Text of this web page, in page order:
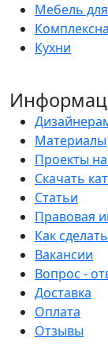
Мебель
Кухни
Материалы
Проекты
Скачать
Статьи
Правовая
Как
Вакансии
Вопрос -
Доставка
Оплата
Отзывы